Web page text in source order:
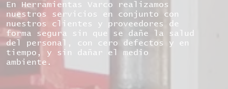
En Herramientas Varco realizamos
nuestros servicios en conjunto con
nuestros clientes y proveedores de
forma segura sin que se dañe la salud
del personal, con cero defectos y en
tiempo, y sin dañar el medio
ambiente.